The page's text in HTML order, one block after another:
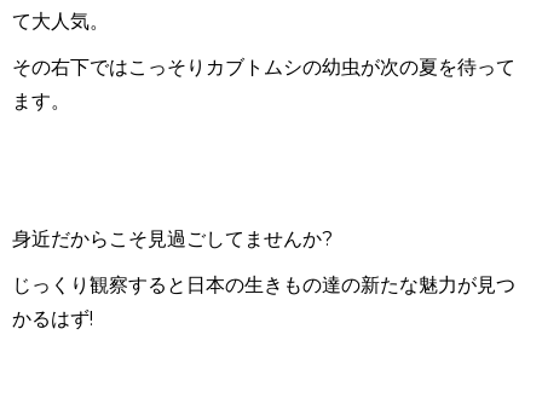
て大人気。
その右下ではこっそりカブトムシの幼虫が次の夏を待って
ます。
身近だからこそ見過ごしてませんか?
じっくり観察すると日本の生きもの達の新たな魅力が見つ
かるはず!